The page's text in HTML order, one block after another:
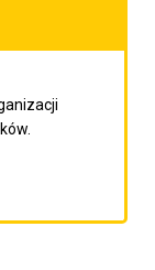
do następnego